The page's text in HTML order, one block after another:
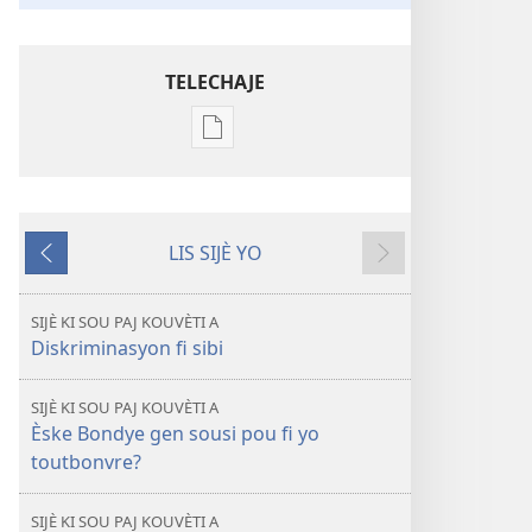
TELECHAJE
Opsyon
sou
PDF
ak
TOUDEGAD
Oktòb
2012
Anvan
LIS SIJÈ YO
Apre
SIJÈ KI SOU PAJ KOUVÈTI A
Diskriminasyon fi sibi
SIJÈ KI SOU PAJ KOUVÈTI A
Èske Bondye gen sousi pou fi yo
toutbonvre?
SIJÈ KI SOU PAJ KOUVÈTI A